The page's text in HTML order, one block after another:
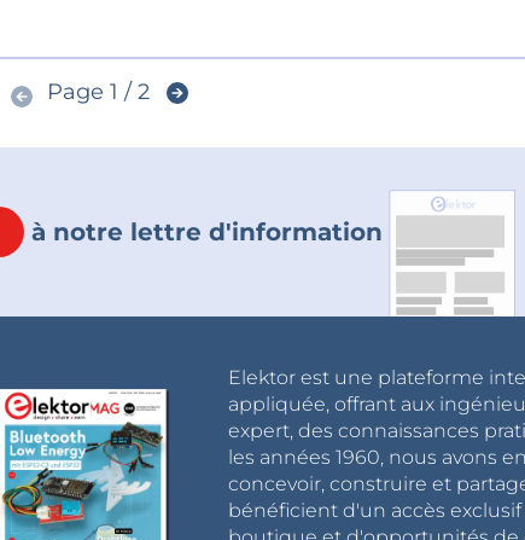
Page 1 / 2
à notre lettre d'information
Elektor est une plateforme
appliquée, offrant aux
expert, des connaissances
les années 1960, nous avons
concevoir, construire et
bénéficient d'un accès